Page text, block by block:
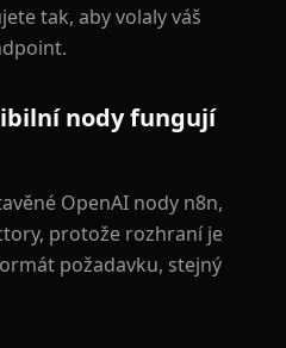
tak, aby volaly váš
nody fungují
OpenAI nody n8n,
protože rozhraní je
požadavku, stejný